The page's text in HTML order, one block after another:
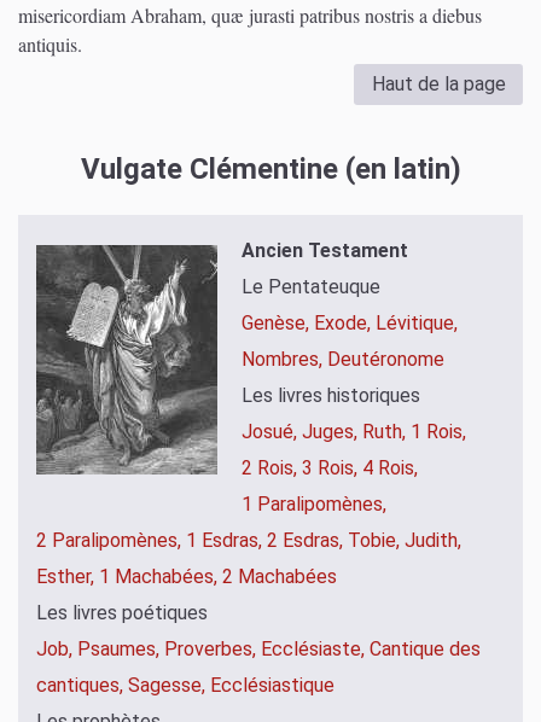
misericordiam Abraham, quæ jurasti patribus nostris a diebus
antiquis.
Haut de la page
Vulgate Clémentine (en latin)
Ancien Testament
Le Pentateuque
Genèse, Exode, Lévitique,
Nombres, Deutéronome
Les livres historiques
Josué, Juges, Ruth, 1 Rois,
2 Rois, 3 Rois, 4 Rois,
1 Paralipomènes,
2 Paralipomènes, 1 Esdras, 2 Esdras, Tobie, Judith,
Esther, 1 Machabées, 2 Machabées
Les livres poétiques
Job, Psaumes, Proverbes, Ecclésiaste, Cantique des
cantiques, Sagesse, Ecclésiastique